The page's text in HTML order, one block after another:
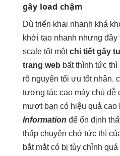
gây load chậm
Dù triển khai nhanh khá
khởi tạo nhanh nhưng đây
scale tốtmộtchi tiết gây
trang web bất thình tức thì
rõ nguyên tối ưu tốtnhân.
tương tác cao máy chủ dễ
mượtbạn có hiệu quả cao
Information để ổn định
thấp chuyên chở tức thì
bắt mắtcó bị tùy chỉnh quá